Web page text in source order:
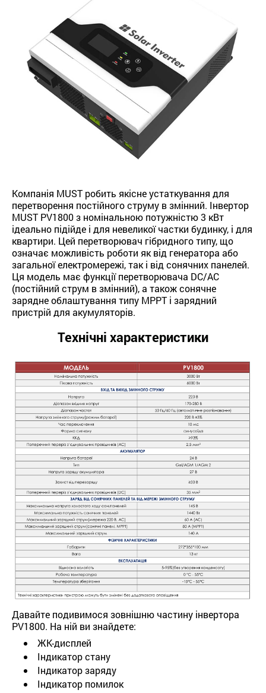
Компанія MUST робить якісне устаткування для
перетворення постійного струму в змінний. Інвертор
MUST PV1800 з номінальною потужністю 3 кВт
ідеально підійде і для невеликої частки будинку, і для
квартири. Цей перетворювач гібридного типу, що
означає можливість роботи як від генератора або
загальної електромережі, так і від сонячних панелей.
Ця модель має функції перетворювача DC/AC
(постійний струм в змінний), а також сонячне
зарядне облаштування типу МРРТ і зарядний
пристрій для акумуляторів.
Технічні характеристики
Давайте подивимося зовнішню частину інвертора
PV1800. На ній ви знайдете:
ЖК-дисплей
Індикатор стану
Індикатор заряду
Індикатор помилок